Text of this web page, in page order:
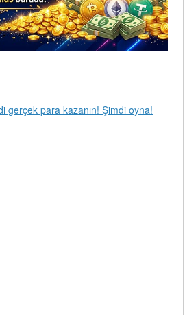
gerçek para kazanın! Şimdi oyna!